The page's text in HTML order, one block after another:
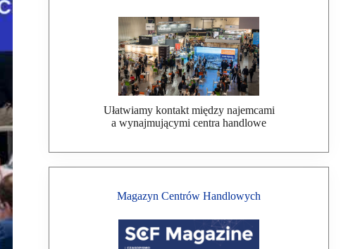
Ułatwiamy kontakt między najemcami
a wynajmującymi centra handlowe
Magazyn Centrów Handlowych